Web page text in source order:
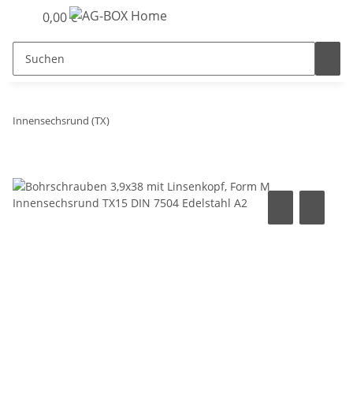
0,00 €
Innensechsrund (TX)